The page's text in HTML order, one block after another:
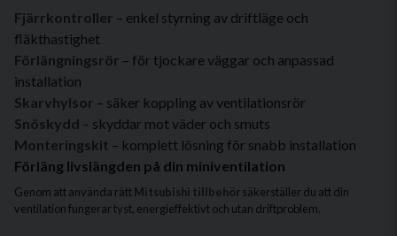
Fjärrkontroller – enkel styrning av driftläge och
fläkthastighet
Förlängningsrör – för tjockare väggar och anpassad
installation
Skarvhylsor – säker koppling av ventilationsrör
Snöskydd – skyddar mot väder och smuts
Monteringskit – komplett lösning för snabb installation
Förläng livslängden på din miniventilation
Genom att använda rättMitsubishi tillbehörsäkerställer du att din
ventilation fungerar tyst, energieffektivt och utan driftproblem.